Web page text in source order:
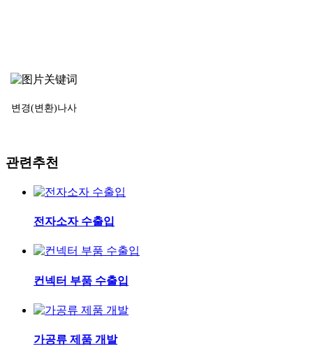
변경(변환)나사
관련추천
전자소자 수출입
컨넥터 부품 수출입
가공류 제품 개발